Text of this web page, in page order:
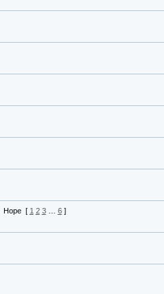
Hope [ 1 2 3 6 ]